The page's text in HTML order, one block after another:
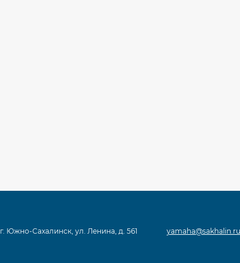
г. Южно-Сахалинск, ул. Ленина, д. 561 yamaha@sakhalin.ru